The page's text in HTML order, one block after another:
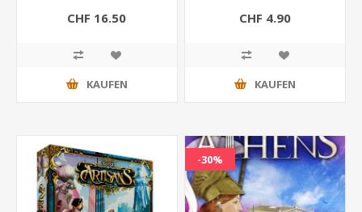
CHF 16.50
KAUFEN
CHF 4.90
KAUFEN
-30%